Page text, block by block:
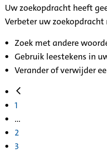
Uw zoekopdracht heeft
Verbeter uw
Zoek met andere
Gebruik leestekens in
Verander of verwijder
1
...
2
3